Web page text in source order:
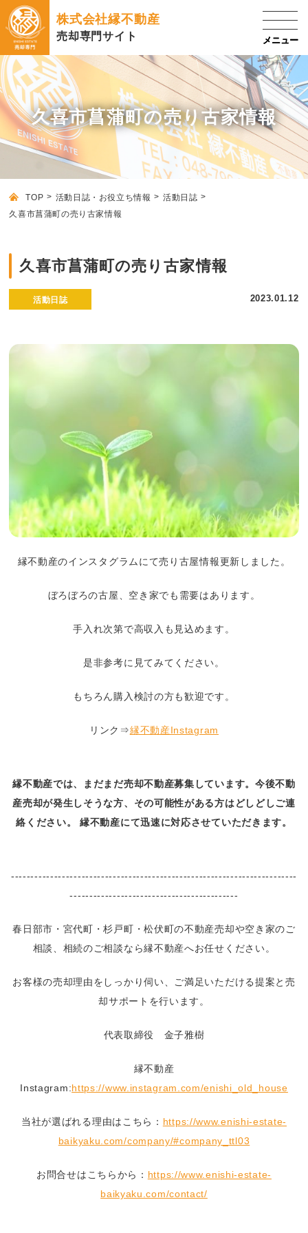
株式会社縁不動産
売却専門サイト
久喜市菖蒲町の売り古家情報
TOP 活動日誌・お役立ち情報
活動日誌
久喜市菖蒲町の売り古家情報
久喜市菖蒲町の売り古家情報
活動日誌 2023.01.12
縁不動産のインスタグラムにて売り古屋情報更新しました。
ぼろぼろの古屋、空き家でも需要はあります。
手入れ次第で高収入も見込めます。
是非参考に見てみてください。
もちろん購入検討の方も歓迎です。
リンク⇒縁不動産Instagram
縁不動産では、まだまだ売却不動産募集しています。今後不動
産売却が発生しそうな方、その可能性がある方はどしどしご連
絡ください。 縁不動産にて迅速に対応させていただきます。
-------------------------------------------------------------------------
-------------------------------------------
春日部市・宮代町・杉戸町・松伏町の不動産売却や空き家のご
相談、相続のご相談なら縁不動産へお任せください。
お客様の売却理由をしっかり伺い、ご満足いただける提案と売
却サポートを行います。
代表取締役 金子雅樹
縁不動産
Instagram:https://www.instagram.com/enishi_old_house
当社が選ばれる理由はこちら： https://www.enishi-estate-
baikyaku.com/company/#company_ttl03
お問合せはこちらから： https://www.enishi-estate-
baikyaku.com/contact/